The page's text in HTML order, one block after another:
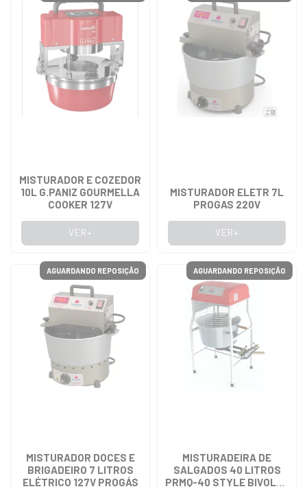
MISTURADOR E COZEDOR
10L G.PANIZ GOURMELLA
COOKER 127V
VER+
MISTURADOR ELETR 7L
PROGAS 220V
VER+
AGUARDANDO REPOSIÇÃO
MISTURADOR DOCES E
BRIGADEIRO 7 LITROS
ELÉTRICO 127V PROGÁS
AGUARDANDO REPOSIÇÃO
MISTURADEIRA DE
SALGADOS 40 LITROS
PRMQ-40 STYLE BIVOLT -